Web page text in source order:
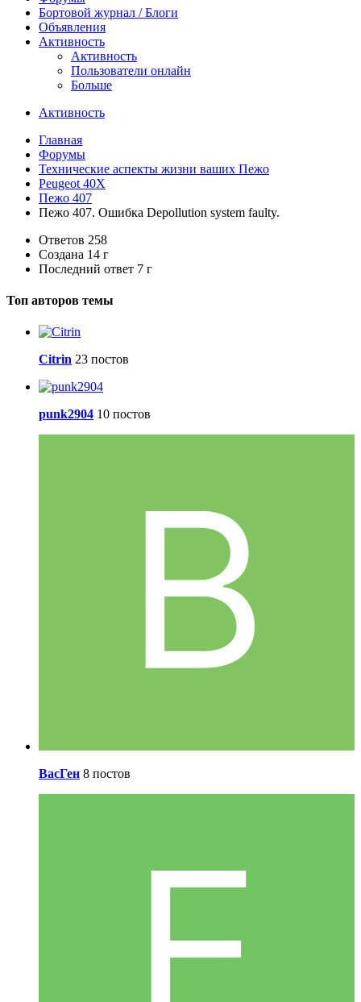
Бортовой журнал / Блоги
Объявления
Активность
Активность
Пользователи онлайн
Больше
Активность
Главная
Форумы
Технические аспекты жизни ваших Пежо
Peugeot 40X
Пежо 407
Пежо 407. Ошибка Depollution system faulty.
Ответов 258
Создана 14 г
Последний ответ 7 г
Топ авторов темы
Citrin 23 постов
punk2904 10 постов
ВасГен 8 постов